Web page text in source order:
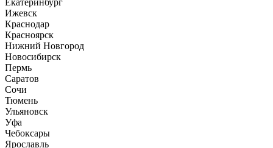
Екатеринбург
Ижевск
Краснодар
Красноярск
Нижний Новгород
Новосибирск
Пермь
Саратов
Сочи
Тюмень
Ульяновск
Уфа
Чебоксары
Ярославль